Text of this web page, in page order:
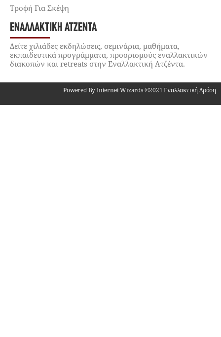
Τροφή Για Σκέψη
ΕΝΑΛΛΑΚΤΙΚΉ ΑΤΖΈΝΤΑ
Δείτε χιλιάδες εκδηλώσεις, σεμινάρια, μαθήματα,
εκπαιδευτικά προγράμματα, προορισμούς εναλλακτικών
διακοπών και retreats στην Εναλλακτική Ατζέντα.
Powered By Internet Wizards ©2021 Εναλλακτική Δράση